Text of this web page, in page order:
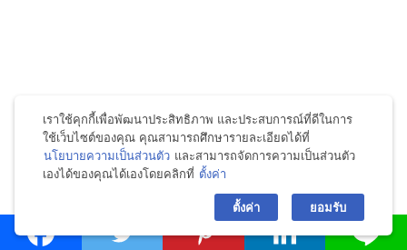
Lakeside Pavilion ของโรงแรมค่ะ
เราใช้คุกกี้เพื่อพัฒนาประสิทธิภาพ และประสบการณ์ที่ดีในการ
ใช้เว็บไซต์ของคุณ คุณสามารถศึกษารายละเอียดได้ที่
นโยบายความเป็นส่วนตัว และสามารถจัดการความเป็นส่วนตัว
เองได้ของคุณได้เองโดยคลิกที่ ตั้งค่า
ตั้งค่า ยอมรับ